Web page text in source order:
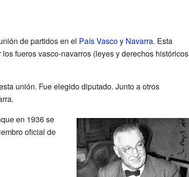
de partidos en el País Vascoy Navarra. Esta
fueros vasco-navarros (leyes y derechos históricos
unión. Fue elegido diputado. Junto a otros
en 1936 se
oficial de